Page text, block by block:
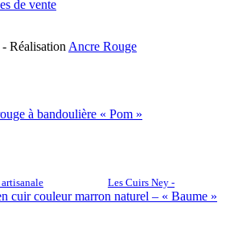
de vente
Réalisation Ancre Rouge
à bandoulière « Pom »
Les Cuirs Ney -
cuir couleur marron naturel – « Baume »